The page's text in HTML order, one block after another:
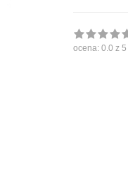
ocena: 0.0 z 5